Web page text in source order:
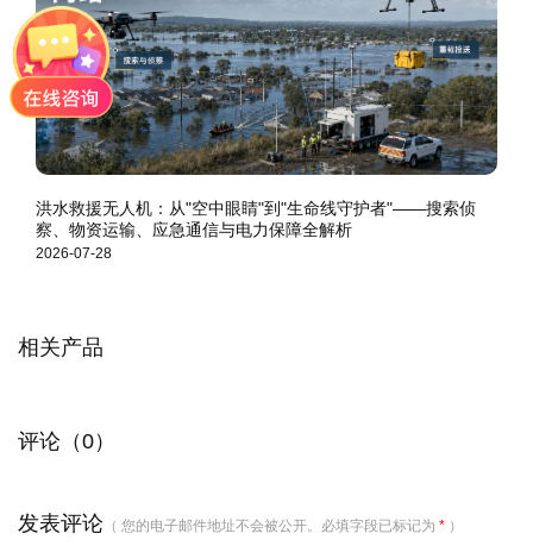
洪水救援无人机：从"空中眼睛"到"生命线守护者"——搜索侦
察、物资运输、应急通信与电力保障全解析
2026-07-28
相关产品
评论（0）
发表评论 （ 您的电子邮件地址不会被公开。必填字段已标记为 * ）